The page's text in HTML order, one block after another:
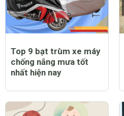
Top 9 bạt trùm xe máy
chống nắng mưa tốt
nhất hiện nay